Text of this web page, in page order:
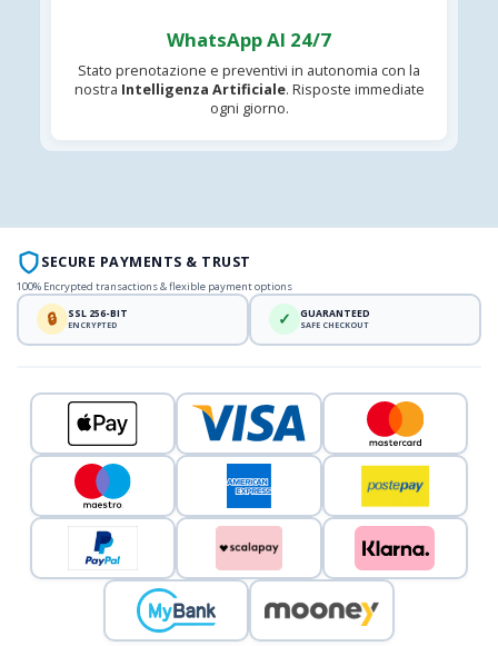
WhatsApp AI 24/7
Stato prenotazione e preventivi in autonomia con la
nostra Intelligenza Artificiale. Risposte immediate
ogni giorno.
SECURE PAYMENTS & TRUST
100% Encrypted transactions & flexible payment options
🔒 SSL 256-BIT
ENCRYPTED ✓ GUARANTEED
SAFE CHECKOUT